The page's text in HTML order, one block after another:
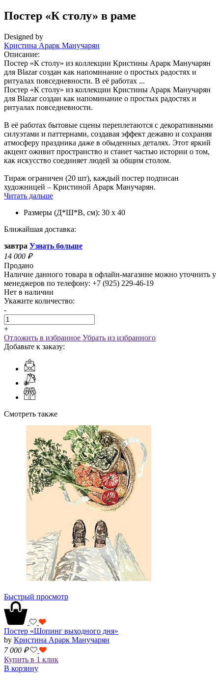
Постер «К столу» в раме
Designed by
Кристина Арарк Манучарян
Описание:
Постер «К столу» из коллекции Кристины Арарк Манучарян
для Blazar создан как напоминание о простых радостях и
ритуалах повседневности. В её работах ...
Постер «К столу» из коллекции Кристины Арарк Манучарян
для Blazar создан как напоминание о простых радостях и
ритуалах повседневности.
В её работах бытовые сцены переплетаются с декоративными
силуэтами и паттернами, создавая эффект дежавю и сохраняя
атмосферу праздника даже в обыденных деталях. Этот яркий
акцент оживит пространство и станет частью истории о том,
как искусство соединяет людей за общим столом.
Тираж ограничен (20 шт), каждый постер подписан
художницей – Кристиной Арарк Манучарян.
Читать дальше
Размеры (Д*Ш*В, см): 30 x 40
Ближайшая доставка:
завтра Узнать больше
14 000 ₽
Продано
Наличие данного товара в офлайн-магазине можно уточнить у
менеджеров по телефону: +7 (925) 229-46-19
Нет в наличии
Укажите количество:
-
+
Отложить в избранное Убрать из избранного
Добавьте к заказу:
Смотреть также
Быстрый просмотр
Постер «Шопинг выходного дня»
by Кристина Арарк Манучарян
7 000 ₽
Купить в 1 клик
В корзину